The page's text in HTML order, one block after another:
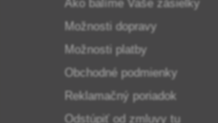
Ako balíme Vaše zásielky
Možnosti dopravy
Možnosti platby
Obchodné podmienky
Reklamačný poriadok
Odstúpiť od zmluvy tu